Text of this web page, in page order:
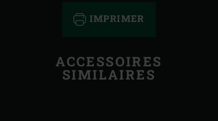
IMPRIMER
ACCESSOIRES
SIMILAIRES